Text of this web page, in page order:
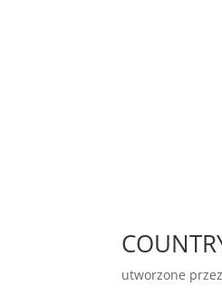
utworzone przez